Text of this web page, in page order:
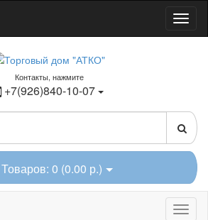
Контакты, нажмите
+7(926)840-10-07
Товаров: 0 (0.00 р.)